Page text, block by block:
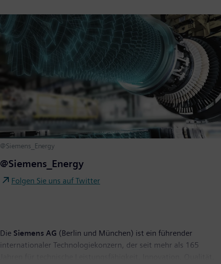
@Siemens_Energy
@Siemens_Energy
Folgen Sie uns auf Twitter
Die Siemens AG (Berlin und München) ist ein führender
internationaler Technologiekonzern, der seit mehr als 165